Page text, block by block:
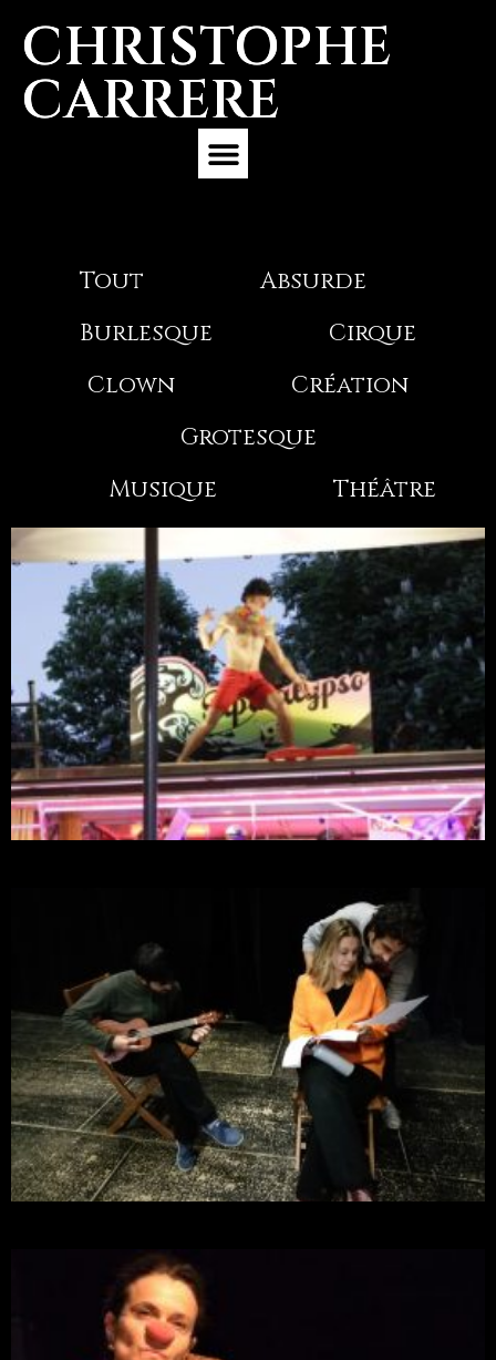
CHRISTOPHE
CARRERE
Tout
Absurde
Burlesque
Cirque
Clown
Création
Grotesque
Musique
Théâtre